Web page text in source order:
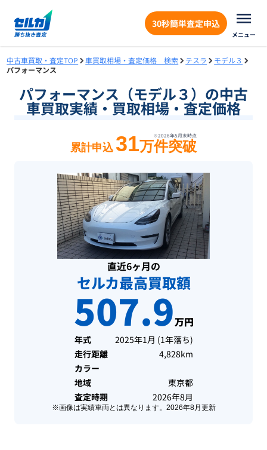
30秒簡単査定申込
メニュー
中古車買取・査定TOP 車買取相場・査定価格 検索 テスラ
モデル３
パフォーマンス
パフォーマンス（モデル３）の中古
車買取実績・買取相場・査定価格
※2026年5月末時点
累計申込 31万件突破
直近6ヶ月の
セルカ最高買取額
507.9万円
年式 2025年1月 (1年落ち)
走行距離
4,828km
カラー
地域
東京都
査定時期
2026年8月
※画像は実績車両とは異なります。 2026年8月 更新